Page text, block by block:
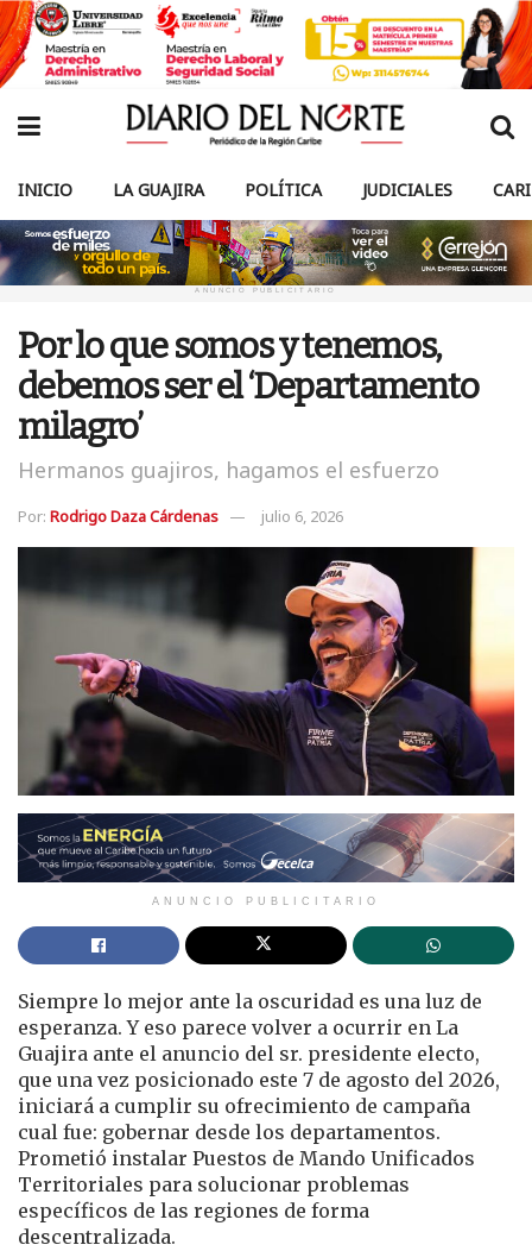
INICIO LA GUAJIRA POLÍTICA JUDICIALES
ANUNCIO PUBLICITARIO
Por lo que somos y tenemos,
debemos ser el ‘Departamento
milagro’
Hermanos guajiros, hagamos el esfuerzo
Por: Rodrigo Daza Cárdenas julio 6, 2026
ANUNCIO PUBLICITARIO
Siempre lo mejor ante la oscuridad es una luz de
esperanza. Y eso parece volver a ocurrir en La
Guajira ante el anuncio del sr. presidente electo,
que una vez posicionado este 7 de agosto del 2026,
iniciará a cumplir su ofrecimiento de campaña
cual fue: gobernar desde los departamentos.
Prometió instalar Puestos de Mando Unificados
Territoriales para solucionar problemas
específicos de las regiones de forma
descentralizada.